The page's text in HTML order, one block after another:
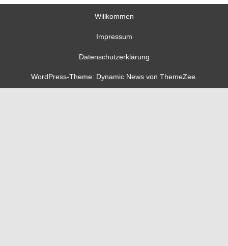
Willkommen
Impressum
Datenschutzerklärung
WordPress-Theme: Dynamic News von ThemeZee.